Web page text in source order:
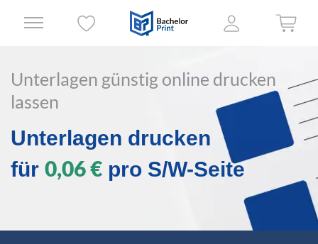
Unterlagen günstig online drucken
lassen
Unterlagen drucken
für 0,06 € pro S/W-Seite